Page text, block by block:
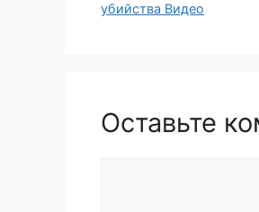
убийства Видео
Оставьте